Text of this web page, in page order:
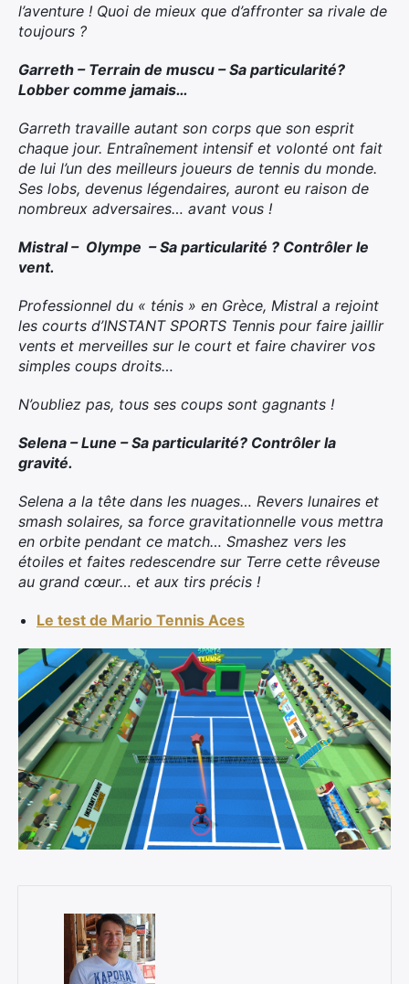
l’aventure ! Quoi de mieux que d’affronter sa rivale de
toujours ?
Garreth – Terrain de muscu – Sa particularité?
Lobber comme jamais…
Garreth travaille autant son corps que son esprit
chaque jour. Entraînement intensif et volonté ont fait
de lui l’un des meilleurs joueurs de tennis du monde.
Ses lobs, devenus légendaires, auront eu raison de
nombreux adversaires… avant vous !
Mistral – Olympe – Sa particularité ? Contrôler le
vent.
Professionnel du « ténis » en Grèce, Mistral a rejoint
les courts d’INSTANT SPORTS Tennis pour faire jaillir
vents et merveilles sur le court et faire chavirer vos
simples coups droits…
N’oubliez pas, tous ses coups sont gagnants !
Selena – Lune – Sa particularité? Contrôler la
gravité.
Selena a la tête dans les nuages… Revers lunaires et
smash solaires, sa force gravitationnelle vous mettra
en orbite pendant ce match… Smashez vers les
étoiles et faites redescendre sur Terre cette rêveuse
au grand cœur… et aux tirs précis !
Le test de Mario Tennis Aces